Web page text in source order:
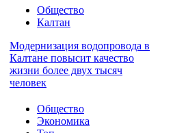
Общество
Калтан
Модернизация водопровода в
Калтане повысит качество
жизни более двух тысяч
человек
Общество
Экономика